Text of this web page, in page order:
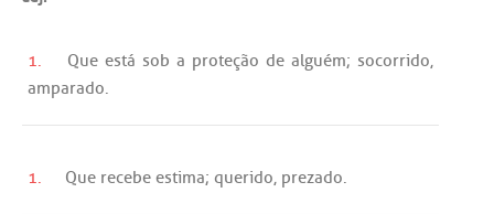
1. Que está sob a proteção de alguém; socorrido,
amparado.
1. Que recebe estima; querido, prezado.